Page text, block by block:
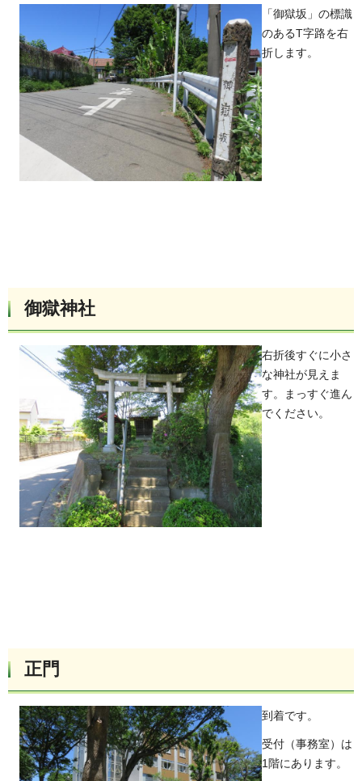
「御獄坂」の標識
のあるT字路を右
折します。
御獄神社
右折後すぐに小さ
な神社が見えま
す。まっすぐ進ん
でください。
正門
到着です。
受付（事務室）は
1階にあります。